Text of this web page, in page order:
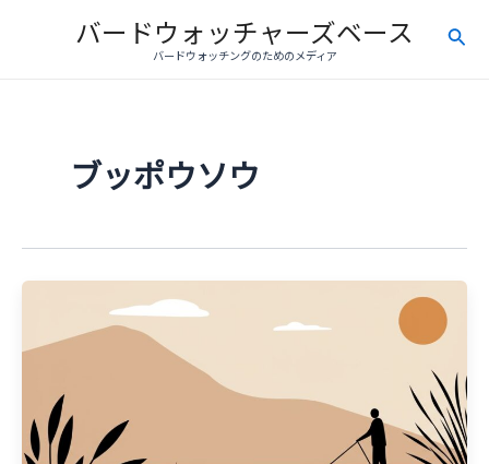
バードウォッチャーズベース
バードウォッチングのためのメディア
検
ブッポウソウ